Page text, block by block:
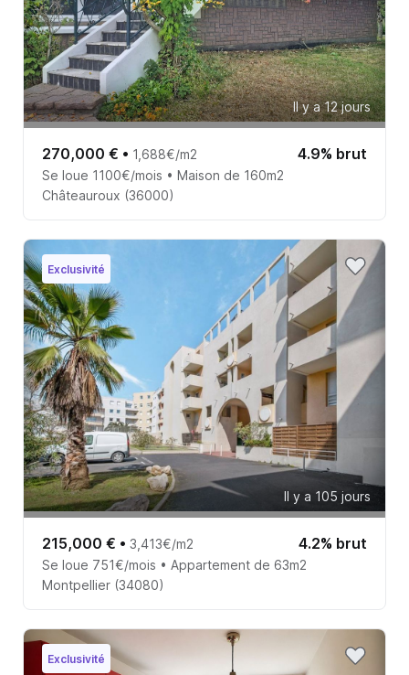
Il y a 12 jours
270,000 € • 1,688€/m2 4.9% brut
Se loue 1100€/mois • Maison de 160m2
Châteauroux (36000)
Exclusivité
Il y a 105 jours
215,000 € • 3,413€/m2 4.2% brut
Se loue 751€/mois • Appartement de 63m2
Montpellier (34080)
Exclusivité